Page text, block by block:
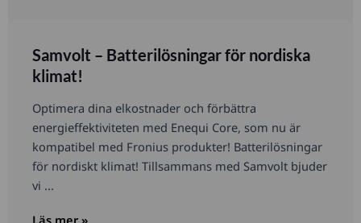
Samvolt – Batterilösningar för nordiska
klimat!
Optimera dina elkostnader och förbättra
energieffektiviteten med Enequi Core, som nu är
kompatibel med Fronius produkter! Batterilösningar
för nordiskt klimat! Tillsammans med Samvolt bjuder
vi ...
Läs mer »